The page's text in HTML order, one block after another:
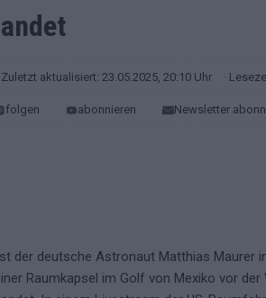
Australien aufgestiegen – alle 25 Acts im
Rest des ESC-Halbfinales war solide, aber kein
Wettquoten – vier sicher, sechs zittern, einer
Zuletzt aktualisiert: 23.05.2025, 20:10 Uhr ·
folgen abonnieren Newsletter
der deutsche Astronaut Matthias Maurer
Raumkapsel im Golf von Mexiko vor der